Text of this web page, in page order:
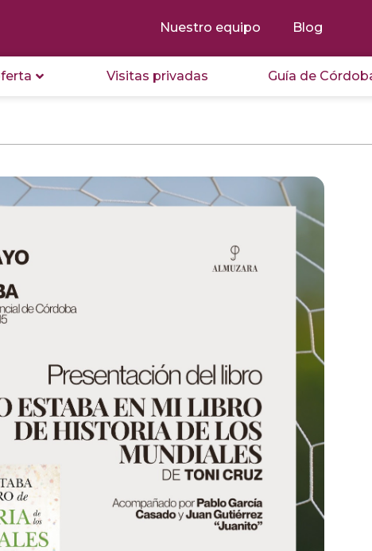
Nuestro equipo Blog
Visitas privadas Guía de